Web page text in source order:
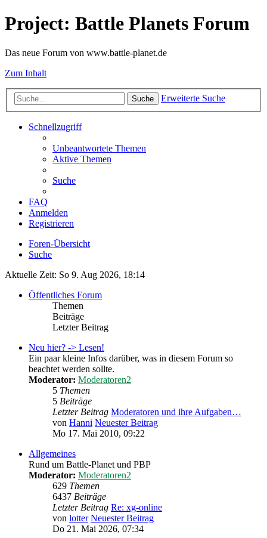
Project: Battle Planets Forum
Das neue Forum von www.battle-planet.de
Zum Inhalt
Suche Erweiterte Suche
Schnellzugriff
Unbeantwortete Themen
Aktive Themen
Suche
FAQ
Anmelden
Registrieren
Foren-Übersicht
Suche
Aktuelle Zeit: So 9. Aug 2026, 18:14
Öffentliches Forum
Themen
Beiträge
Letzter Beitrag
Neu hier? -> Lesen!
Ein paar kleine Infos darüber, was in diesem Forum so
beachtet werden sollte.
Moderator: Moderatoren2
5 Themen
5 Beiträge
Letzter Beitrag Moderatoren und ihre Aufgaben…
von Hanni Neuester Beitrag
Mo 17. Mai 2010, 09:22
Allgemeines
Rund um Battle-Planet und PBP
Moderator: Moderatoren2
629 Themen
6437 Beiträge
Letzter Beitrag Re: xg-online
von lotter Neuester Beitrag
Do 21. Mai 2026, 07:34